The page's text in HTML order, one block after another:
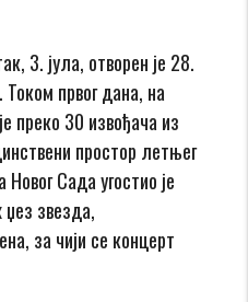
3. јула, отворен је 28.
првог дана, на
преко 30 извођача из
простор летњег
Сада угостио је
џез звезда,
за чији се концерт